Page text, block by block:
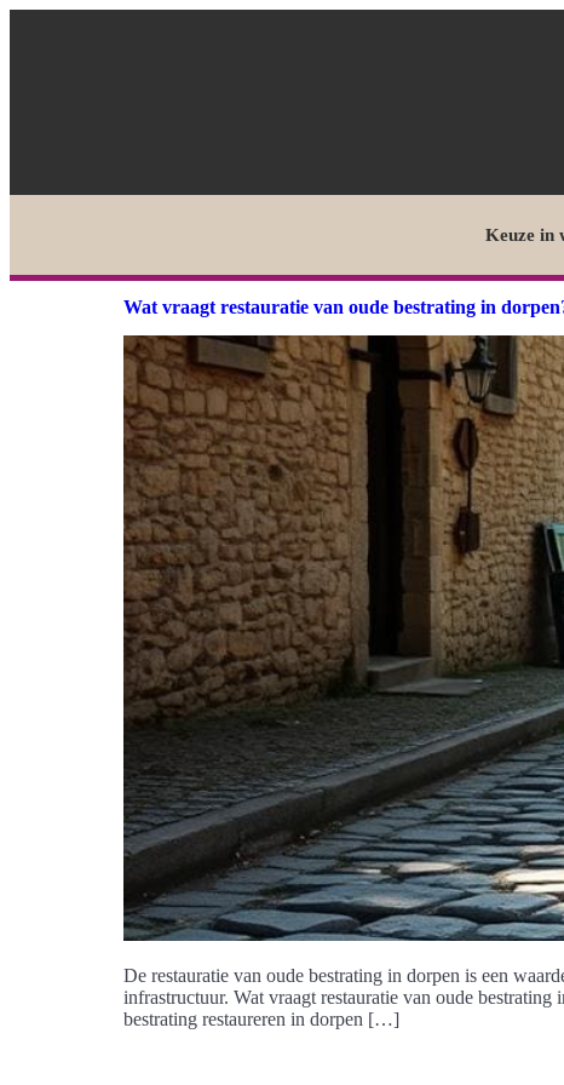
Keuze in
Wat vraagt restauratie van oude bestrating in
De restauratie van oude bestrating in dorpen is een
infrastructuur. Wat vraagt restauratie van oude
bestrating restaureren in dorpen […]